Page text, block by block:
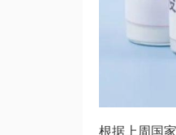
根据上周国